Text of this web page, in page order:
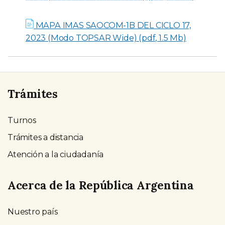
MAPA IMAS SAOCOM-1B DEL CICLO 17,
2023 (Modo TOPSAR Wide) (pdf, 1.5 Mb)
Trámites
Turnos
Trámites a distancia
Atención a la ciudadanía
Acerca de la República Argentina
Nuestro país